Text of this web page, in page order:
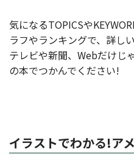
気になるTOPICSや
ラフやランキングで、詳し
テレビや新聞、Webだけじ
の本でつかんでください!
イラストでわかる!ア